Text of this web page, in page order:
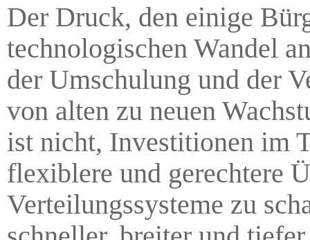
Der Druck, den einige
technologischen Wandel
der Umschulung und der
von alten zu neuen
ist nicht, Investitionen im
flexiblere und gerechtere
Verteilungssysteme zu